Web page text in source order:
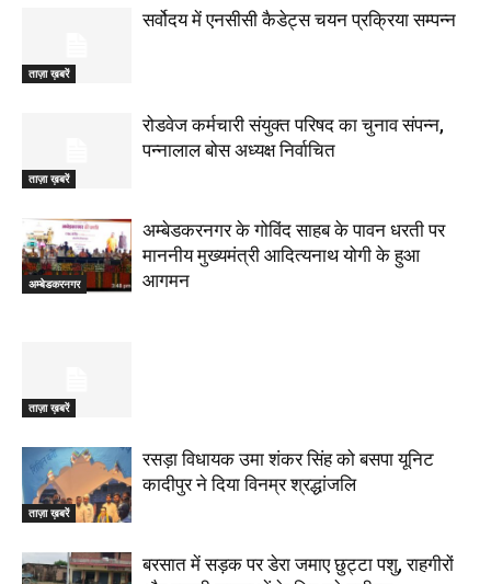
ताज़ा ख़बरें
सर्वोदय में एनसीसी कैडेट्स चयन प्रक्रिया सम्पन्न
ताज़ा ख़बरें
रोडवेज कर्मचारी संयुक्त परिषद का चुनाव संपन्न,
पन्नालाल बोस अध्यक्ष निर्वाचित
अम्बेडकरनगर
अम्बेडकरनगर के गोविंद साहब के पावन धरती पर
माननीय मुख्यमंत्री आदित्यनाथ योगी के हुआ
आगमन
ताज़ा ख़बरें
ताज़ा ख़बरें
रसड़ा विधायक उमा शंकर सिंह को बसपा यूनिट
कादीपुर ने दिया विनम्र श्रद्धांजलि
बरसात में सड़क पर डेरा जमाए छुट्टा पशु, राहगीरों